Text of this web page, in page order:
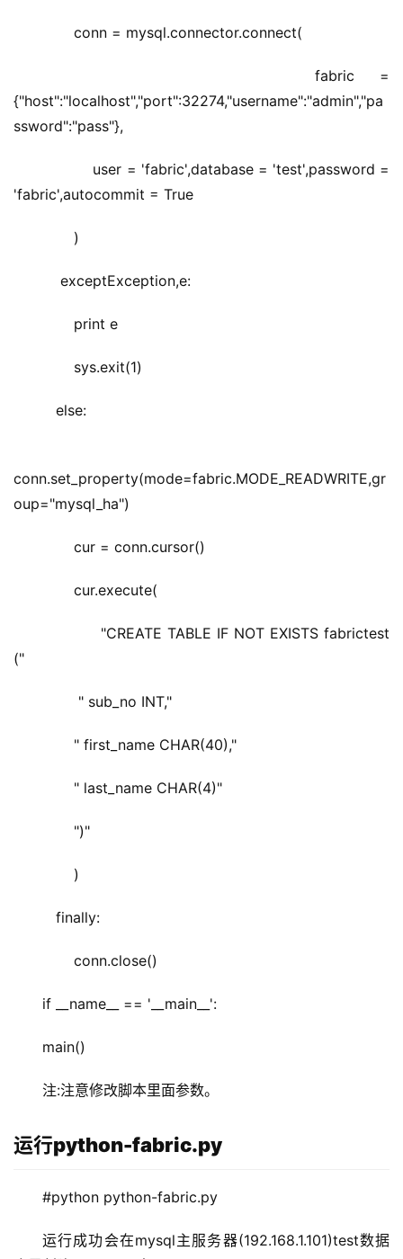
conn = mysql.connector.connect(
fabric =
{"host":"localhost","port":32274,"username":"admin","pa
ssword":"pass"},
user = 'fabric',database = 'test',password =
'fabric',autocommit = True
)
exceptException,e:
print e
sys.exit(1)
else:
conn.set_property(mode=fabric.MODE_READWRITE,gr
oup="mysql_ha")
cur = conn.cursor()
cur.execute(
"CREATE TABLE IF NOT EXISTS fabrictest
("
" sub_no INT,"
" first_name CHAR(40),"
" last_name CHAR(4)"
")"
)
finally:
conn.close()
if __name__ == '__main__':
main()
注:注意修改脚本里面参数。
运行python-fabric.py
#python python-fabric.py
运行成功会在mysql主服务器(192.168.1.101)test数据